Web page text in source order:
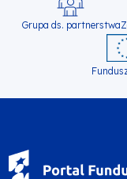
Grupa ds. partnerstwa